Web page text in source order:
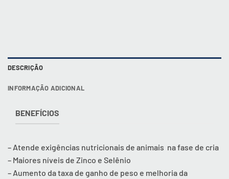
DESCRIÇÃO
INFORMAÇÃO ADICIONAL
BENEFÍCIOS
– Atende exigências nutricionais de animais na fase de cria
– Maiores níveis de Zinco e Selênio
– Aumento da taxa de ganho de peso e melhoria da